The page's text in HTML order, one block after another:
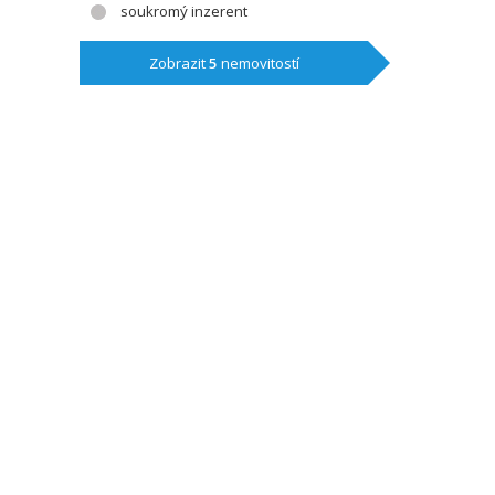
soukromý inzerent
Zobrazit5 nemovitostí